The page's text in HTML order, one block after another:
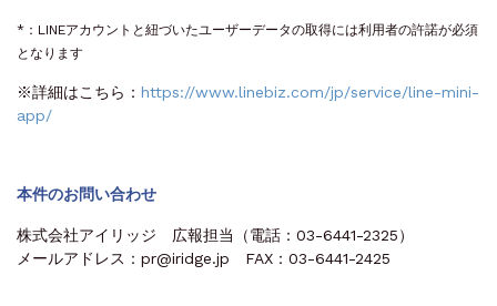
*：LINEアカウントと紐づいたユーザーデータの取得には利用者の許諾が必須
となります
※詳細はこちら： https://www.linebiz.com/jp/service/line-mini-
app/
本件のお問い合わせ
株式会社アイリッジ 広報担当（電話：03-6441-2325）
メールアドレス：pr@iridge.jp FAX：03-6441-2425